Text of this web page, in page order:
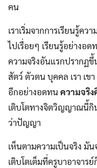
คน
เราเริ่มจากการเรียนรู้ค
ไปเรื่อยๆ เรียนรู้อย่างอ
ความจริงอันแรกปรากฏขึ้
สัตว์ ตัวตน บุคคล เรา เข
อีกอย่างอดทน ความจริ
เติบโตทางจิตวิญญาณนี้กิ
ว่าปัญญา
เห็นตามความเป็นจริง มั
เติบโตเต็มที่ครูบาอาจาร